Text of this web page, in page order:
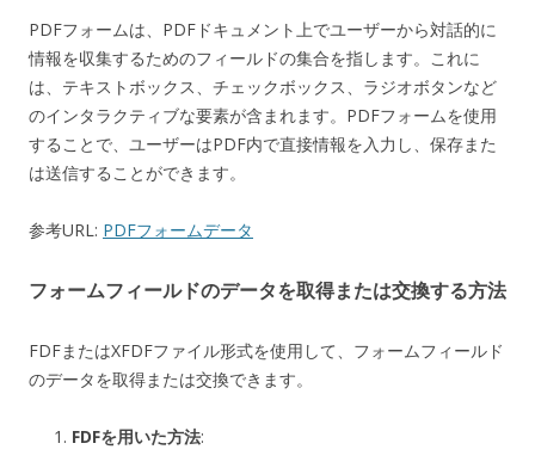
PDFフォームは、PDFドキュメント上でユーザーから対話的に
情報を収集するためのフィールドの集合を指します。これに
は、テキストボックス、チェックボックス、ラジオボタンなど
のインタラクティブな要素が含まれます。PDFフォームを使用
することで、ユーザーはPDF内で直接情報を入力し、保存また
は送信することができます。
参考URL: PDFフォームデータ
フォームフィールドのデータを取得または交換する方法
FDFまたはXFDFファイル形式を使用して、フォームフィールド
のデータを取得または交換できます。
FDFを用いた方法: